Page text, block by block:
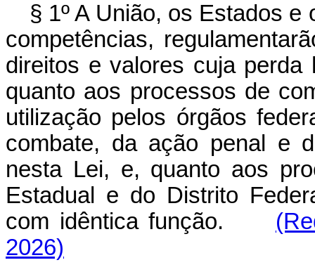
§ 1º A União, os Estados
competências,
direitos e valores cuja perda
quanto aos processos de
utilização pelos órgãos
combate, da ação penal e
nesta Lei, e, quanto aos
Estadual e do Distrito
com idêntica função.
2026)